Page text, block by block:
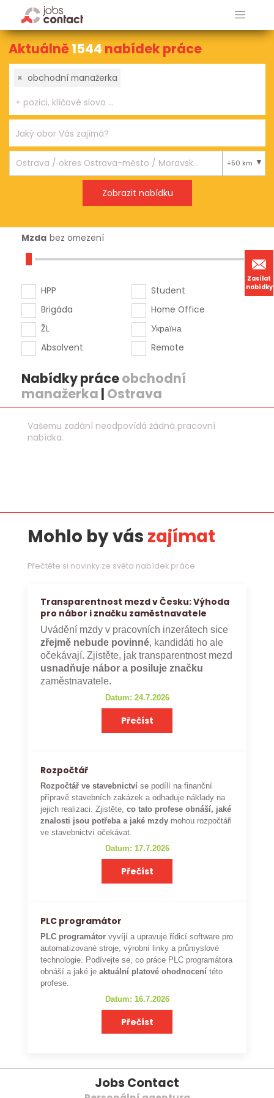
Zasílat
nabídky
Aktuálně1544 nabídek práce
× obchodní manažerka
+50 km
Mzda bez omezení
HPP
Brigáda
ŽL
Absolvent
Student
Home Office
Україна
Remote
Nabídky práceobchodní
manažerka | Ostrava
Vašemu zadání neodpovídá žádná pracovní
nabídka.
Mohlo by vás zajímat
Přečtěte si novinky ze světa nabídek práce
Transparentnost mezd v Česku: Výhoda
pro nábor i značku zaměstnavatele
Uvádění mzdy v pracovních inzerátech sice
zřejmě nebude povinné, kandidáti ho ale
očekávají. Zjistěte, jak transparentnost mezd
usnadňuje nábor a posiluje značku
zaměstnavatele.
Datum: 24.7.2026
Přečíst
Rozpočtář
Rozpočtář ve stavebnictví se podílí na finanční
přípravě stavebních zakázek a odhaduje náklady na
jejich realizaci. Zjistěte,co tato profese obnáší, jaké
znalosti jsou potřeba a jaké mzdy mohou rozpočtáři
ve stavebnictví očekávat.
Datum: 17.7.2026
Přečíst
PLC programátor
PLC programátor vyvíjí a upravuje řídicí software pro
automatizované stroje, výrobní linky a průmyslové
technologie. Podívejte se, co práce PLC programátora
obnáší a jaké je aktuální platové ohodnocení této
profese.
Datum: 16.7.2026
Přečíst
Jobs Contact